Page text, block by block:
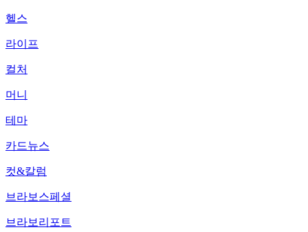
헬스
라이프
컬처
머니
테마
카드뉴스
컷&칼럼
브라보스페셜
브라보리포트